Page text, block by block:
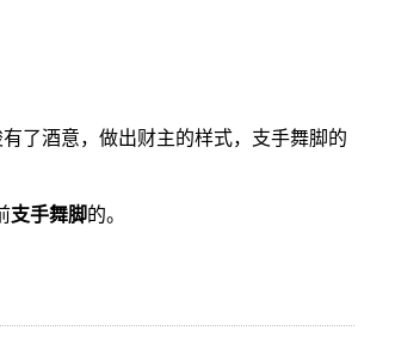
了酒意，做出财主的样式，支手舞脚的
支手舞脚的。